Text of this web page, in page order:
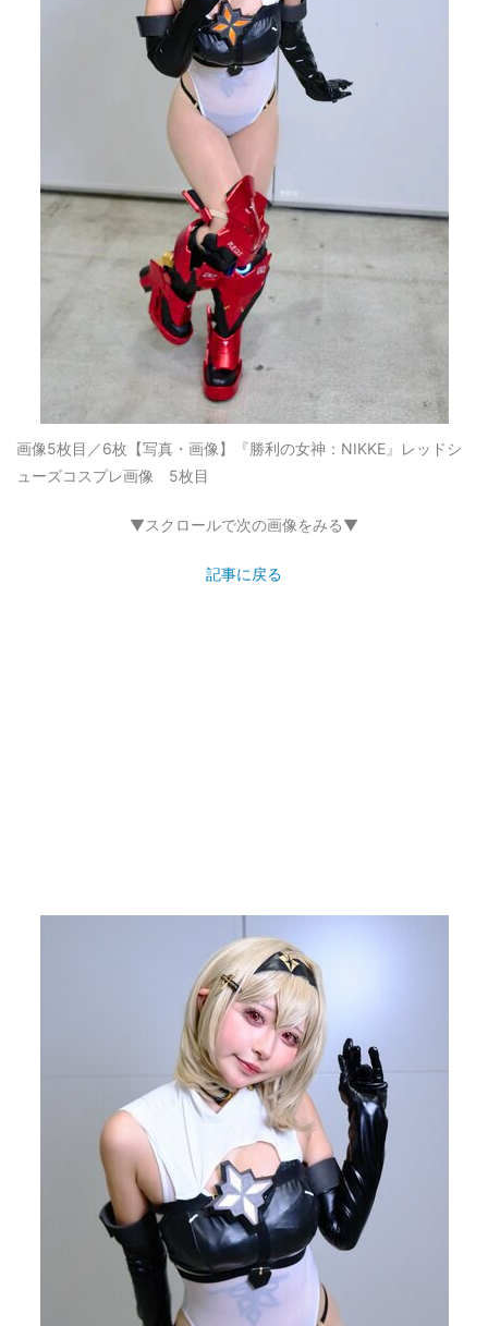
画像5枚目／6枚 【写真・画像】『勝利の女神：NIKKE』レッドシ
ューズコスプレ画像 5枚目
▼スクロールで次の画像をみる▼
記事に戻る